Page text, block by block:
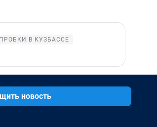
ПРОБКИ В КУЗБАССЕ
новость